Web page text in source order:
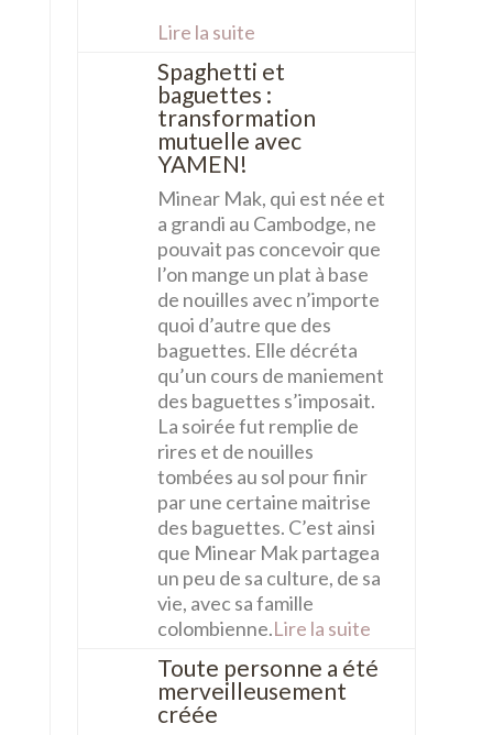
Lire la suite
Spaghetti et
baguettes :
transformation
mutuelle avec
YAMEN!
Minear Mak, qui est née et
a grandi au Cambodge, ne
pouvait pas concevoir que
l’on mange un plat à base
de nouilles avec n’importe
quoi d’autre que des
baguettes. Elle décréta
qu’un cours de maniement
des baguettes s’imposait.
La soirée fut remplie de
rires et de nouilles
tombées au sol pour finir
par une certaine maitrise
des baguettes. C’est ainsi
que Minear Mak partagea
un peu de sa culture, de sa
vie, avec sa famille
colombienne.Lire la suite
Toute personne a été
merveilleusement
créée